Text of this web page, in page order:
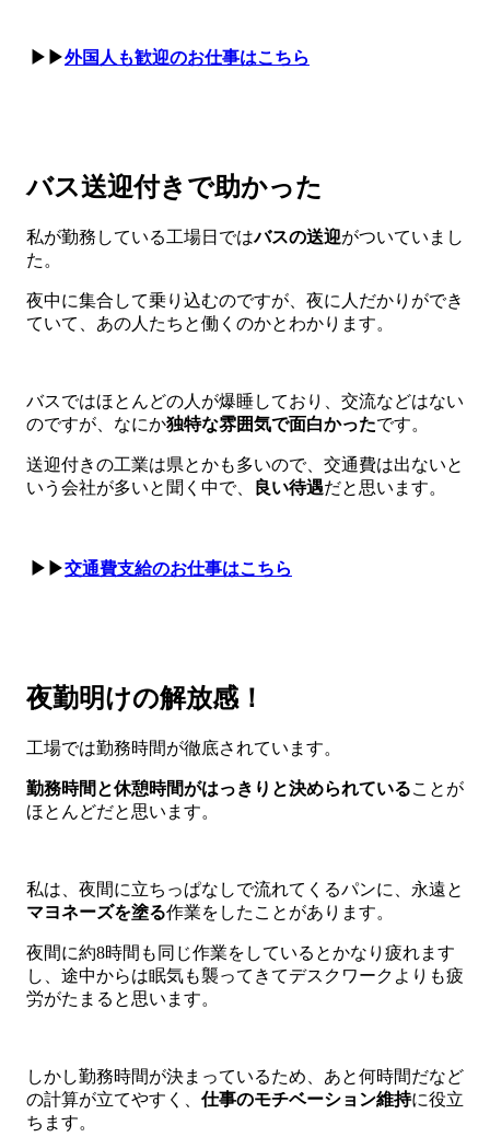
▶▶外国人も歓迎のお仕事はこちら
バス送迎付きで助かった
私が勤務している工場日ではバスの送迎がついていまし
た。
夜中に集合して乗り込むのですが、夜に人だかりができ
ていて、あの人たちと働くのかとわかります。
バスではほとんどの人が爆睡しており、交流などはない
のですが、なにか独特な雰囲気で面白かったです。
送迎付きの工業は県とかも多いので、交通費は出ないと
いう会社が多いと聞く中で、
良い待遇だと思います。
▶▶交通費支給のお仕事はこちら
夜勤明けの解放感！
工場では勤務時間が徹底されています。
勤務時間と休憩時間がはっきりと決められていることが
ほとんどだと思います。
私は、夜間に立ちっぱなしで流れてくるパンに、永遠と
マヨネーズを塗る作業をしたことがあります。
夜間に約8時間も同じ作業をしているとかなり疲れます
し、途中からは眠気も襲ってきてデスクワークよりも疲
労がたまると思います。
しかし勤務時間が決まっているため、あと何時間だなど
の計算が立てやすく、 仕事のモチベーション維持に役立
ちます。